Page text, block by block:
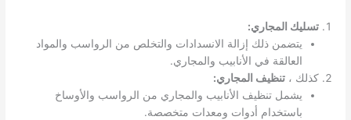
تسليك المجاري:
يتضمن ذلك إزالة الانسدادات والتخلص من الرواسب والمواد
العالقة في الأنابيب والمجاري.
كذلك ،تنظيف المجاري:
يشمل تنظيف الأنابيب والمجاري من الرواسب والأوساخ
باستخدام أدوات ومعدات متخصصة.